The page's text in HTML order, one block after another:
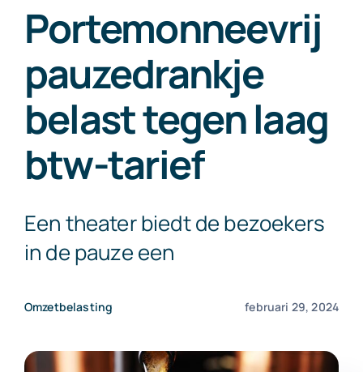
Exact Online
Neem contact op!
Portemonneevrij
pauzedrankje
belast tegen laag
btw-tarief
Een theater biedt de bezoekers
in de pauze een
Omzetbelasting februari 29, 2024